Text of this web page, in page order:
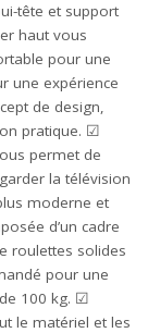
tête et support
haut vous
pour une
une expérience
de design,
pratique. ☑
permet de
la télévision
moderne et
d’un cadre
roulettes solides
pour une
100 kg. ☑
le matériel et les